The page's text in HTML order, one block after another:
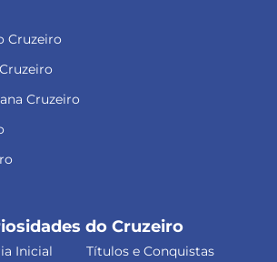
Cruzeiro
Cruzeiro
do Cruzeiro
Inicial
Títulos e Conquistas